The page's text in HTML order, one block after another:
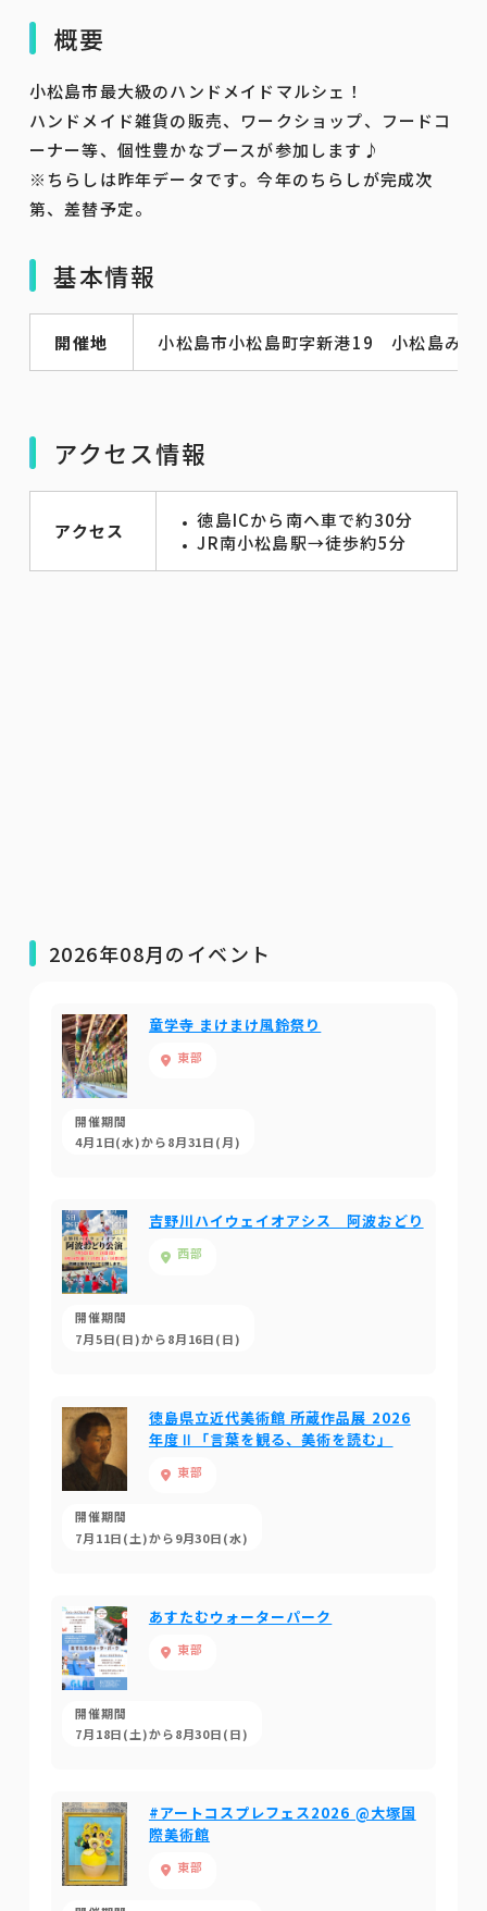
概要
小松島市最大級のハンドメイドマルシェ！
ハンドメイド雑貨の販売、ワークショップ、フードコ
ーナー等、個性豊かなブースが参加します♪
※ちらしは昨年データです。今年のちらしが完成次
第、差替予定。
基本情報
開催地 小松島市小松島町字新港19 小松島み
アクセス情報
アクセス
徳島ICから南へ車で約30分
JR南小松島駅→徒歩約5分
2026年08月のイベント
童学寺 まけまけ風鈴祭り
東部
開催期間
4月1日(水)から8月31日(月)
吉野川ハイウェイオアシス 阿波おどり
西部
開催期間
7月5日(日)から8月16日(日)
徳島県立近代美術館 所蔵作品展 2026
年度Ⅱ「言葉を観る、美術を読む」
東部
開催期間
7月11日(土)から9月30日(水)
あすたむウォーターパーク
東部
開催期間
7月18日(土)から8月30日(日)
#アートコスプレフェス2026 @大塚国
際美術館
東部